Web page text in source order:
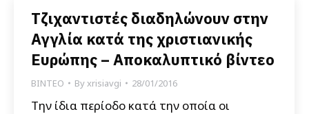
Τζιχαντιστές διαδηλώνουν στην
Αγγλία κατά της χριστιανικής
Ευρώπης – Αποκαλυπτικό βίντεο
ΒΙΝΤΕΟ Byxrisiavgi 28/01/2016
Την ίδια περίοδο κατά την οποία οι